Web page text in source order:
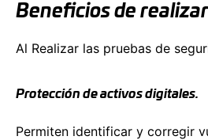
Beneficios de
Al Realizar las pruebas de
Protección de activos digitales.
Permiten identificar y corregir